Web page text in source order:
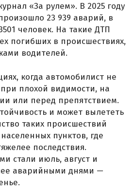
«За рулем». В 2025 году
23 939 аварий, в
человек. На такие ДТП
погибших в происшествиях,
водителей.
когда автомобилист не
плохой видимости, на
или перед препятствием.
и может вылететь
таких происшествий
пунктов, где
последствия.
стали июль, август и
аварийными днями —